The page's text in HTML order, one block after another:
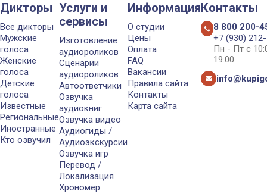
Дикторы
Все дикторы
Мужские
голоса
Женские
голоса
Детские
голоса
Известные
Региональные
Иностранные
Кто озвучил
Услуги и
сервисы
Изготовление
аудиороликов
Сценарии
аудиороликов
Автоответчики
Озвучка
аудиокниг
Озвучка видео
Аудиогиды /
Аудиоэкскурсии
Озвучка игр
Перевод /
Локализация
Хрономер
Информация
О студии
Цены
Оплата
FAQ
Вакансии
Правила сайта
Контакты
Карта сайта
Контакты
8 800 200-
+7 (930)
Пн - Пт с
19:00